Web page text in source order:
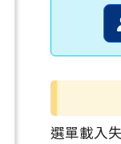
選單載入